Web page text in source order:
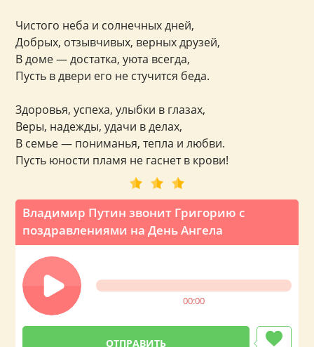
Владимир Путин звонит Григорию с
поздравлениями на День Ангела
00:00
Чистого неба и солнечных дней,
Добрых, отзывчивых, верных друзей,
В доме — достатка, уюта всегда,
Пусть в двери его не стучится беда.
Здоровья, успеха, улыбки в глазах,
Веры, надежды, удачи в делах,
В семье — пониманья, тепла и любви.
Пусть юности пламя не гаснет в крови!